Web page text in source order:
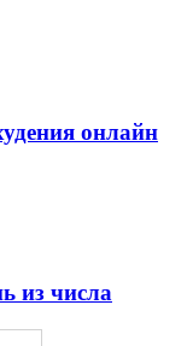
онлайн
из числа